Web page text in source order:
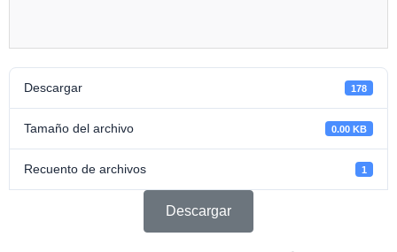
Descargar 178
Tamaño del archivo 0.00 KB
Recuento de archivos 1
Descargar